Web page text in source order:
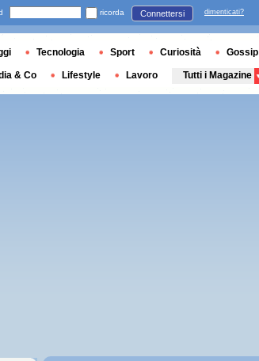
ricorda Connettersi dimenticati?
Tecnologia Sport Curiosità Gossip
& Co Lifestyle Lavoro Tutti i Magazine